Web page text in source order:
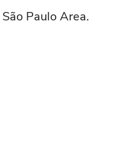
Paulo Area.